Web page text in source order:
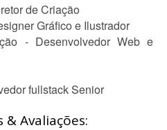
de Criação
Gráfico e Ilustrador
- Desenvolvedor Web e
fullstack Senior
Avaliações: